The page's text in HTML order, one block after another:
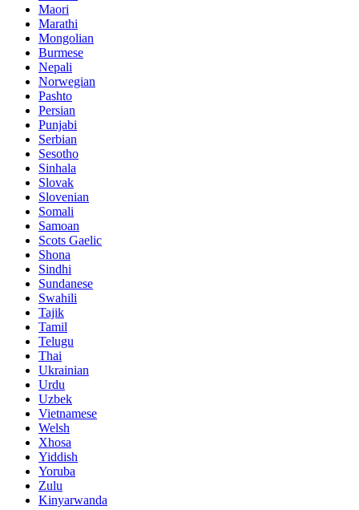
Maori
Marathi
Mongolian
Burmese
Nepali
Norwegian
Pashto
Persian
Punjabi
Serbian
Sesotho
Sinhala
Slovak
Slovenian
Somali
Samoan
Scots Gaelic
Shona
Sindhi
Sundanese
Swahili
Tajik
Tamil
Telugu
Thai
Ukrainian
Urdu
Uzbek
Vietnamese
Welsh
Xhosa
Yiddish
Yoruba
Zulu
Kinyarwanda